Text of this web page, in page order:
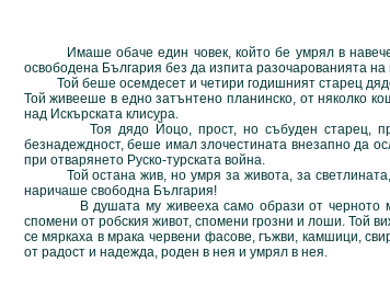
Имаше обаче един човек, който бе умрял в
освободена България без да изпита разочарованията на
Той беше осемдесет и четири годишният старец
Той живееше в едно затънтено планинско, от няколко
над Искърската клисура.
Тоя дядо Йоцо, прост, но събуден старец,
безнадеждност, беше имал злочестината внезапно да
при отварянето Руско-турската война.
Той остана жив, но умря за живота, за светлината, с
наричаше свободна България!
В душата му живееха само образи от черното
спомени от робския живот, спомени грозни и лоши. Той
се мяркаха в мрака червени фасове, гъжви, камшици,
от радост и надежда, роден в нея и умрял в нея.